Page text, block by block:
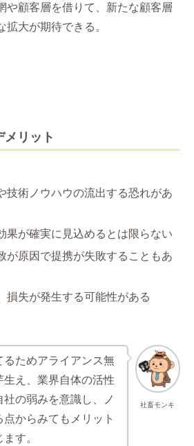
や顧客層を借りて、新たな顧客層
拡大が期待できる。
メリット
技術ノウハウの流出する恐れがあ
果が確実に見込めるとは限らない
が原因で提携が失敗することもあ
損失が発生する可能性がある
社畜モンキ
るためアライアンス無
生え、業界自体の活性
の弱みを意識し、ノ
からみてもメリット
す。